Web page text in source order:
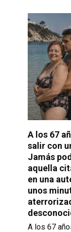
A los 67
salir con
Jamás
aquella
en una
unos
A los 67